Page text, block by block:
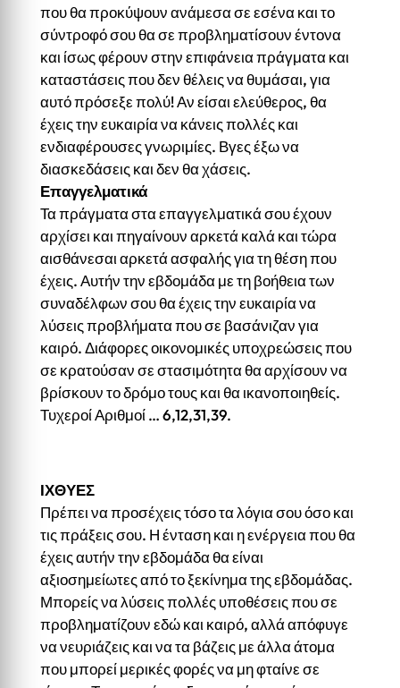
που θα προκύψουν ανάμεσα σε εσένα και το
σύντροφό σου θα σε προβληματίσουν έντονα
και ίσως φέρουν στην επιφάνεια πράγματα και
καταστάσεις που δεν θέλεις να θυμάσαι, για
αυτό πρόσεξε πολύ! Αν είσαι ελεύθερος, θα
έχεις την ευκαιρία να κάνεις πολλές και
ενδιαφέρουσες γνωριμίες. Βγες έξω να
διασκεδάσεις και δεν θα χάσεις.
Επαγγελματικά
Τα πράγματα στα επαγγελματικά σου έχουν
αρχίσει και πηγαίνουν αρκετά καλά και τώρα
αισθάνεσαι αρκετά ασφαλής για τη θέση που
έχεις. Αυτήν την εβδομάδα με τη βοήθεια των
συναδέλφων σου θα έχεις την ευκαιρία να
λύσεις προβλήματα που σε βασάνιζαν για
καιρό. Διάφορες οικονομικές υποχρεώσεις που
σε κρατούσαν σε στασιμότητα θα αρχίσουν να
βρίσκουν το δρόμο τους και θα ικανοποιηθείς.
Τυχεροί Αριθμοί … 6,12,31,39.
ΙΧΘΥΕΣ
Πρέπει να προσέχεις τόσο τα λόγια σου όσο και
τις πράξεις σου. Η ένταση και η ενέργεια που θα
έχεις αυτήν την εβδομάδα θα είναι
αξιοσημείωτες από το ξεκίνημα της εβδομάδας.
Μπορείς να λύσεις πολλές υποθέσεις που σε
προβληματίζουν εδώ και καιρό, αλλά απόφυγε
να νευριάζεις και να τα βάζεις με άλλα άτομα
που μπορεί μερικές φορές να μη φταίνε σε